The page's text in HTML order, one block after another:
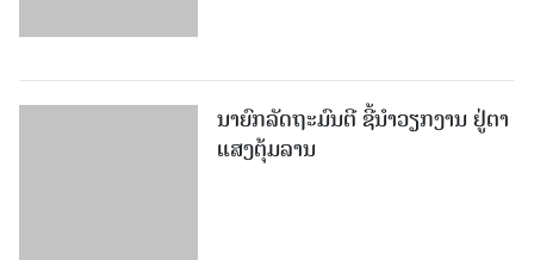
ນາຍົກລັດຖະມົນຕີ ຊີ້ນຳວຽກງານ ຢູ່ຕາ
ແສງຕຸ້ມລານ